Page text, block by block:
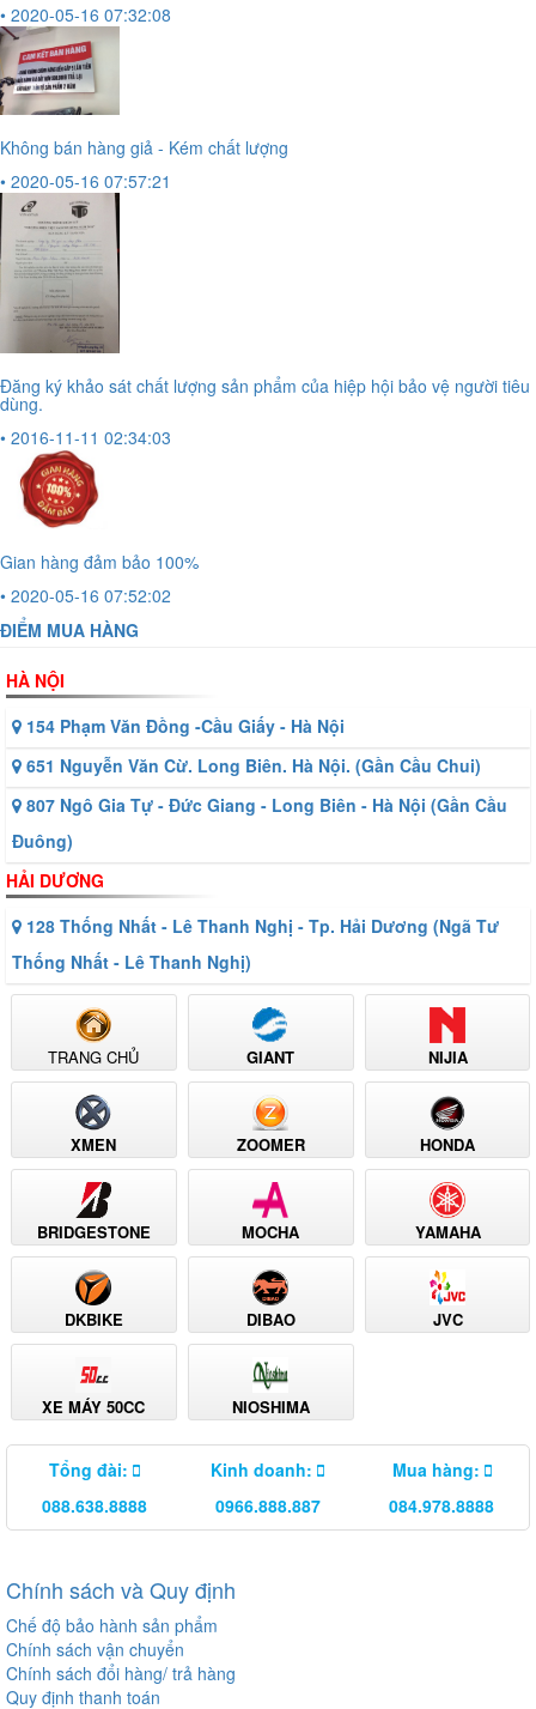
• 2020-05-16 07:32:08
Không bán hàng giả - Kém chất lượng
• 2020-05-16 07:57:21
Đăng ký khảo sát chất lượng sản phẩm của hiệp hội bảo vệ người tiêu
dùng.
• 2016-11-11 02:34:03
Gian hàng đảm bảo 100%
• 2020-05-16 07:52:02
ĐIỂM MUA HÀNG
HÀ NỘI
154 Phạm Văn Đồng -Cầu Giấy - Hà Nội
651 Nguyễn Văn Cừ. Long Biên. Hà Nội. (Gần Cầu Chui)
807 Ngô Gia Tự - Đức Giang - Long Biên - Hà Nội (Gần Cầu
Đuông)
HẢI DƯƠNG
128 Thống Nhất - Lê Thanh Nghị - Tp. Hải Dương (Ngã Tư
Thống Nhất - Lê Thanh Nghị)
TRANG CHỦ GIANT NIJIA
XMEN ZOOMER HONDA
BRIDGESTONE MOCHA YAMAHA
DKBIKE DIBAO JVC
XE MÁY 50CC NIOSHIMA
Tổng đài:
088.638.8888
Kinh doanh:
0966.888.887
Mua hàng:
084.978.8888
Chính sách và Quy định
Chế độ bảo hành sản phẩm
Chính sách vận chuyển
Chính sách đổi hàng/ trả hàng
Quy định thanh toán